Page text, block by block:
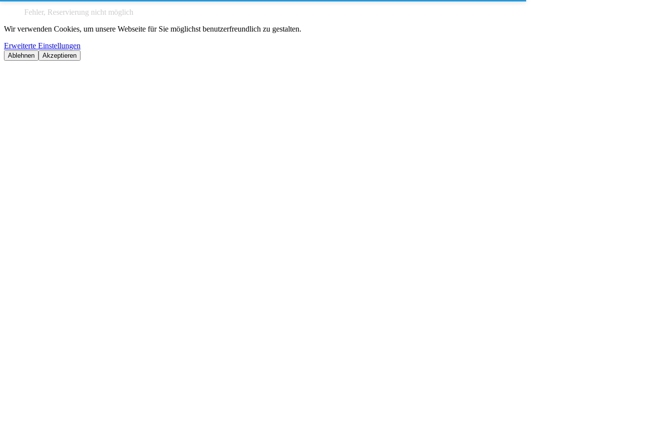
Fehler, Reservierung nicht möglich
Wir verwenden Cookies, um unsere Webseite für Sie möglichst benutzerfreundlich zu gestalten.
Erweiterte Einstellungen
Ablehnen Akzeptieren